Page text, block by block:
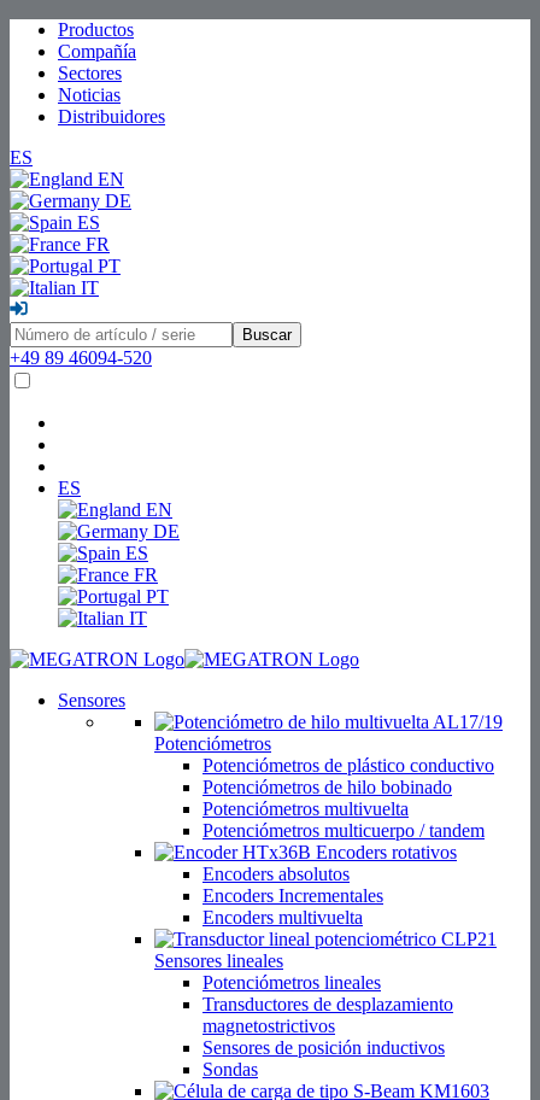
Productos
Compañía
Sectores
Noticias
Distribuidores
ES
EN
DE
ES
FR
PT
IT
Buscar
+49 89 46094-520
ES
EN
DE
ES
FR
PT
IT
Sensores
Potenciómetros
Potenciómetros de plástico conductivo
Potenciómetros de hilo bobinado
Potenciómetros multivuelta
Potenciómetros multicuerpo / tandem
Encoders rotativos
Encoders absolutos
Encoders Incrementales
Encoders multivuelta
Sensores lineales
Potenciómetros lineales
Transductores de desplazamiento
magnetostrictivos
Sensores de posición inductivos
Sondas